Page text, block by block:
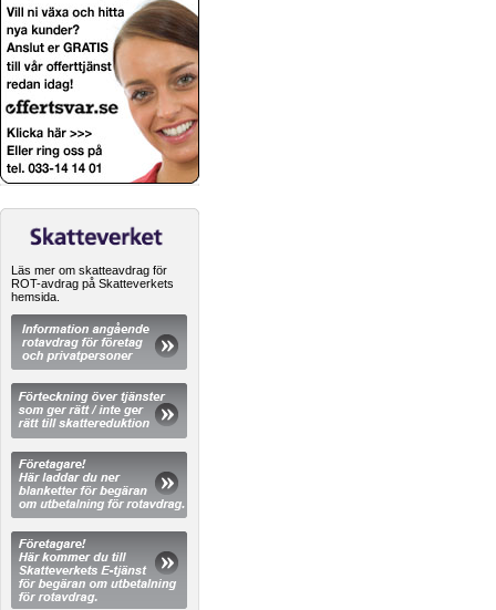
Läs mer om skatteavdrag för
ROT-avdrag på Skatteverkets
hemsida.